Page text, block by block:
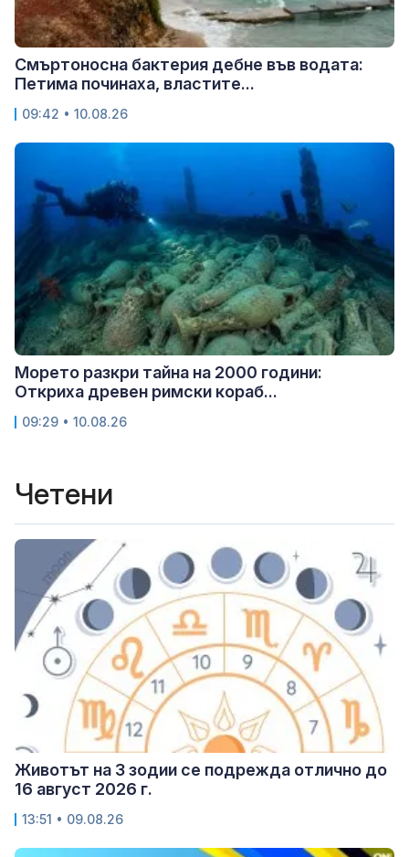
Смъртоносна бактерия дебне във водата:
Петима починаха, властите...
09:42 • 10.08.26
Морето разкри тайна на 2000 години:
Откриха древен римски кораб...
09:29 • 10.08.26
Четени
Животът на 3 зодии се подрежда отлично до
16 август 2026 г.
13:51 • 09.08.26